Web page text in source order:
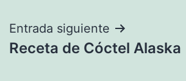
Entrada siguiente
Receta de Cóctel Alaska